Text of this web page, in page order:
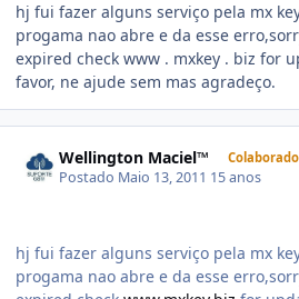
hj fui fazer alguns serviço pela mx
progama nao abre e da esse
expired check www . mxkey . biz for
favor, ne ajude sem mas agradeço.
Wellington Maciel™
Postado Maio 13, 2011 15 anos
hj fui fazer alguns serviço pela mx
progama nao abre e da esse